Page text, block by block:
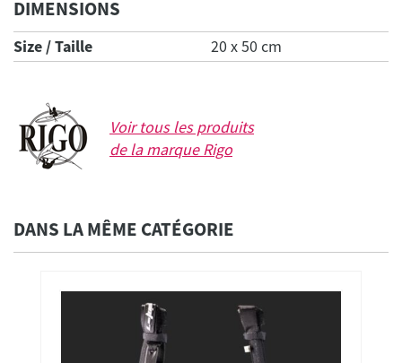
DIMENSIONS
Size / Taille 20 x 50 cm
Voir tous les produits
de la marqueRigo
DANS LA MÊME CATÉGORIE